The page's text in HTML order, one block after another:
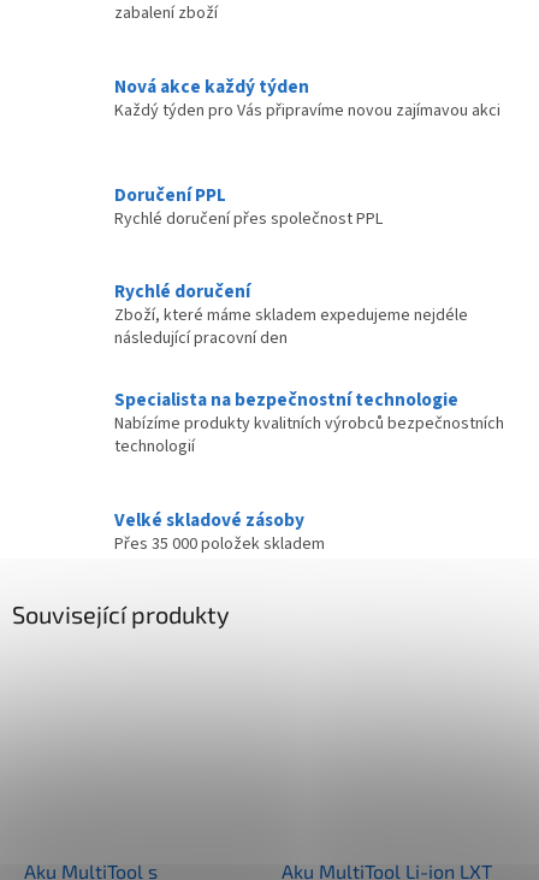
zabalení zboží
Nová akce každý týden
Každý týden pro Vás připravíme novou zajímavou akci
Doručení PPL
Rychlé doručení přes společnost PPL
Rychlé doručení
Zboží, které máme skladem expedujeme nejdéle
následující pracovní den
Specialista na bezpečnostní technologie
Nabízíme produkty kvalitních výrobců bezpečnostních
technologií
Velké skladové zásoby
Přes 35 000 položek skladem
Související produkty
Aku MultiTool s Aku MultiTool Li-ion LXT